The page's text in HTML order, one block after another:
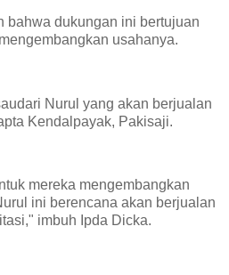
bahwa dukungan ini bertujuan
usahanya.
Nurul yang akan berjualan
Kendalpayak, Pakisaji.
mereka mengembangkan
ini berencana akan berjualan
imbuh Ipda Dicka.